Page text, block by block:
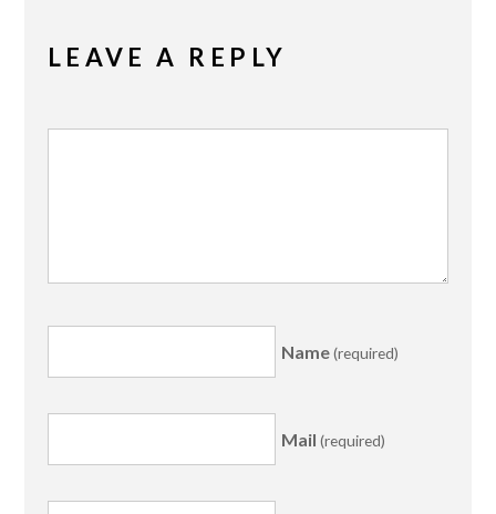
LEAVE A REPLY
Name(required)
Mail (required)